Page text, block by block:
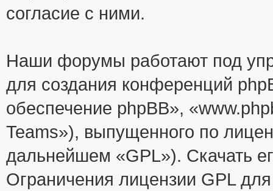
согласие с ними.
Наши форумы работают под
для создания конференций
обеспечение phpBB»,
Teams»), выпущенного по
дальнейшем «GPL»). Скачать
Ограничения лицензии GPL